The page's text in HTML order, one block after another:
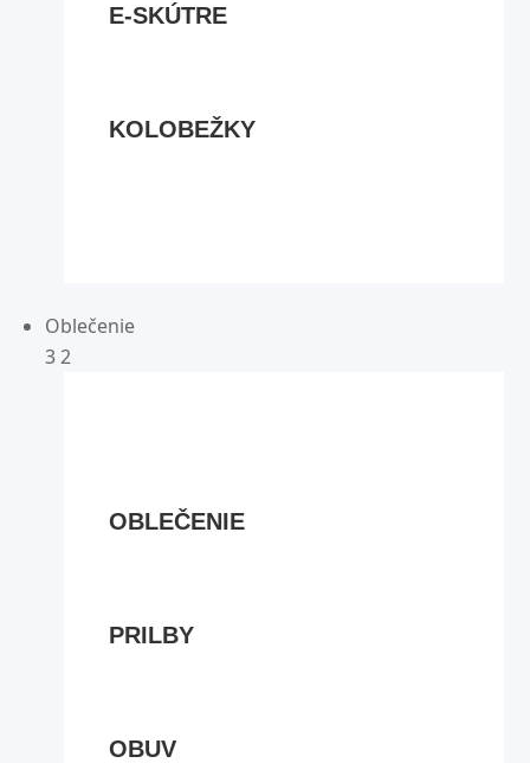
E-SKÚTRE
KOLOBEŽKY
Oblečenie
3 2
OBLEČENIE
PRILBY
OBUV